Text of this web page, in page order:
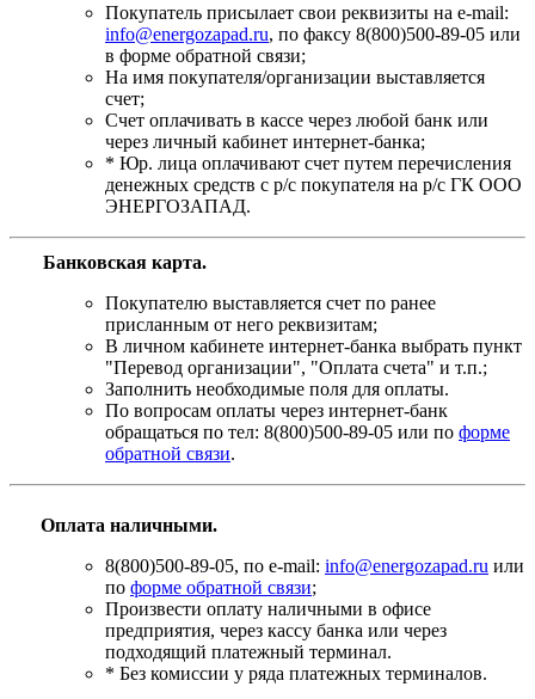
Покупатель присылает свои реквизиты на e-mail:
info@energozapad.ru, по факсу 8(800)500-89-05 или
в форме обратной связи;
На имя покупателя/организации выставляется
счет;
Счет оплачивать в кассе через любой банк или
через личный кабинет интернет-банка;
* Юр. лица оплачивают счет путем перечисления
денежных средств с р/с покупателя на р/с ГК ООО
ЭНЕРГОЗАПАД.
Банковская карта.
Покупателю выставляется счет по ранее
присланным от него реквизитам;
В личном кабинете интернет-банка выбрать пункт
"Перевод организации", "Оплата счета" и т.п.;
Заполнить необходимые поля для оплаты.
По вопросам оплаты через интернет-банк
обращаться по тел: 8(800)500-89-05 или по форме
обратной связи.
Оплата наличными.
8(800)500-89-05, по e-mail: info@energozapad.ru или
по форме обратной связи;
Произвести оплату наличными в офисе
предприятия, через кассу банка или через
подходящий платежный терминал.
* Без комиссии у ряда платежных терминалов.